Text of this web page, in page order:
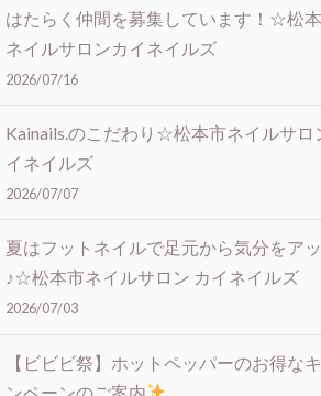
はたらく仲間を募集しています！☆松
ネイルサロンカイネイルズ
2026/07/16
Kainails.のこだわり☆松本市ネイルサロ
イネイルズ
2026/07/07
夏はフットネイルで足元から気分をア
♪☆松本市ネイルサロン カイネイルズ
2026/07/03
【ビビビ祭】ホットペッパーのお得な
ンペーンのご案内